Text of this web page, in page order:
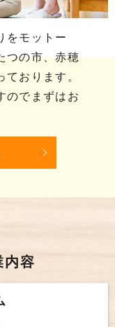
をモットー
つの市、赤穂
おります。
のでまずはお
内容